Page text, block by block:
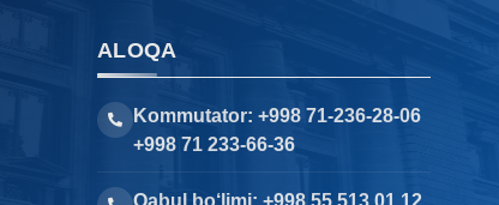
ALOQA
Kommutator: +998 71-236-28-06
+998 71 233-66-36
Qabul bo‘limi: +998 55 513 01 12